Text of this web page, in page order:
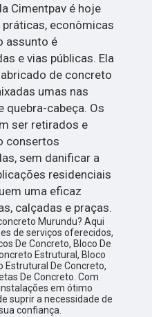
Cimentpav é hoje
econômicas
assunto é
e vias públicas. Ela
de concreto
umas nas
quebra-cabeça. Os
ser retirados e
consertos
sem danificar a
residenciais
uma eficaz
calçadas e praças.
Murundu? Aqui
de serviços oferecidos,
De Concreto, Bloco De
Estrutural, Bloco
Estrutural De Concreto,
De Concreto. Com
em ótimo
suprir a necessidade de
confiança.